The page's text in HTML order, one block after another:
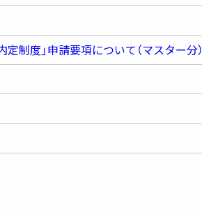
度」申請要項について（マスター分）